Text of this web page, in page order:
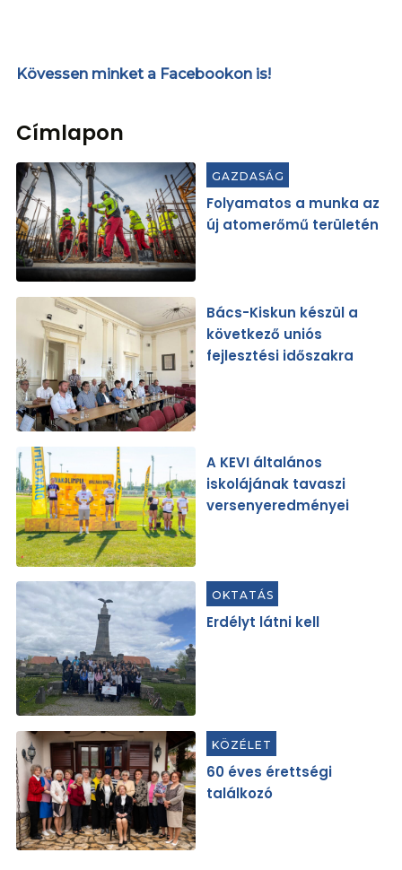
Kövessen minket a Facebookon is!
Címlapon
GAZDASÁG
Folyamatos a munka az
új atomerőmű területén
Bács-Kiskun készül a
következő uniós
fejlesztési időszakra
A KEVI általános
iskolájának tavaszi
versenyeredményei
OKTATÁS
Erdélyt látni kell
KÖZÉLET
60 éves érettségi
találkozó